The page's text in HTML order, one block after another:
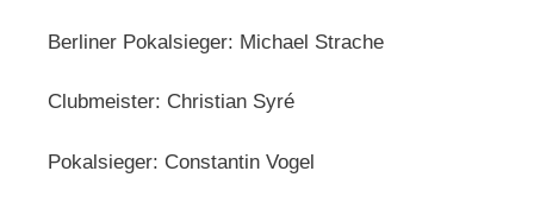
Berliner Pokalsieger: Michael Strache
Clubmeister: Christian Syré
Pokalsieger: Constantin Vogel